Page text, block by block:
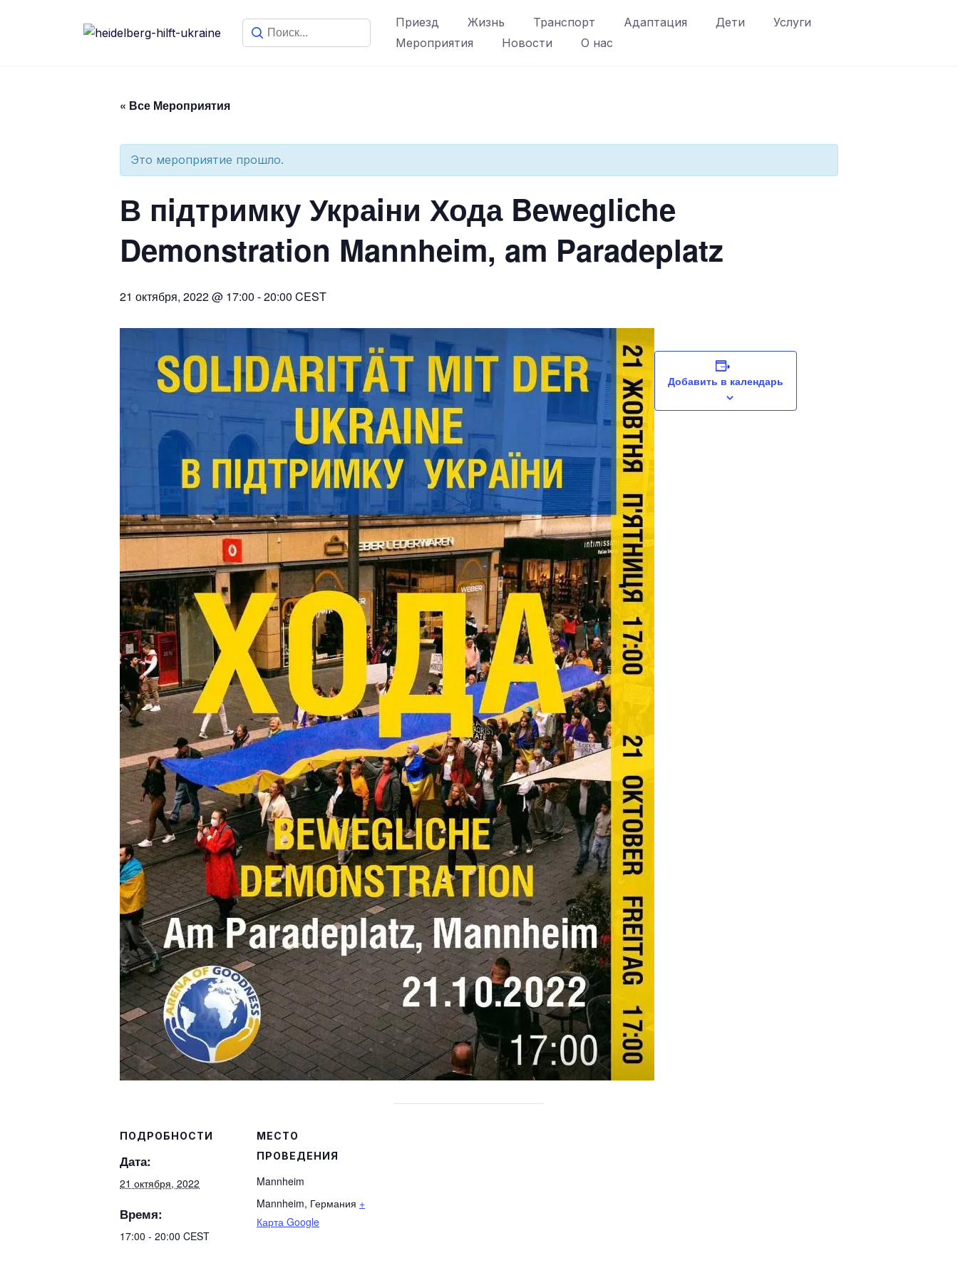
Приезд Жизнь Транспорт Адаптация Дети
Услуги
Мероприятия
Новости О нас
« Все Мероприятия
Это мероприятие прошло.
В пiдтримку Украiни Хода Bewegliche
Demonstration Mannheim, am Paradeplatz
21 октября, 2022 @ 17:00 -20:00 CEST
Добавить в календарь
ПОДРОБНОСТИ
Дата:
21 октября, 2022
Время:
17:00 - 20:00 CEST
МЕСТО
ПРОВЕДЕНИЯ
Mannheim
Mannheim, Германия +
Карта Google